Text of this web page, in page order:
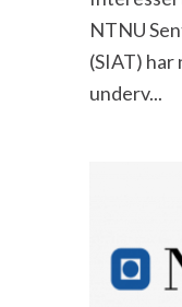
NTNU
(SIAT)
underv...